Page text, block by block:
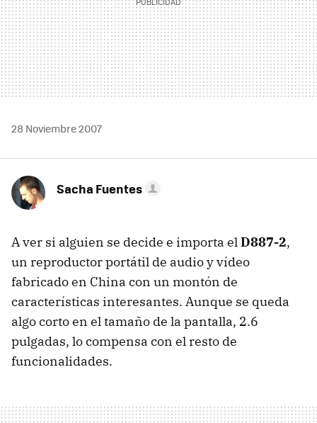
28 Noviembre 2007
Sacha Fuentes
A ver si alguien se decide e importa elD887-2,
un reproductor portátil de audio y vídeo
fabricado en China con un montón de
características interesantes. Aunque se queda
algo corto en el tamaño de la pantalla, 2.6
pulgadas, lo compensa con el resto de
funcionalidades.